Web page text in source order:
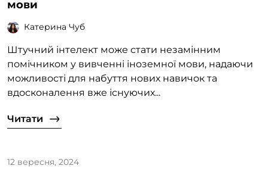
мови
Катерина Чуб
Штучний інтелект може стати незамінним
помічником у вивченні іноземної мови, надаючи
можливості для набуття нових навичок та
вдосконалення вже існуючих...
Читати
12 вересня, 2024